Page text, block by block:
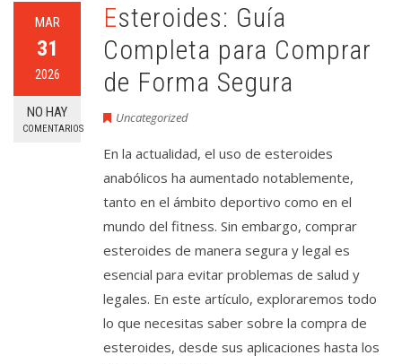
MAR
31
2026
NO HAY
COMENTARIOS
Esteroides: Guía
Completa para Comprar
de Forma Segura
Uncategorized
En la actualidad, el uso de esteroides
anabólicos ha aumentado notablemente,
tanto en el ámbito deportivo como en el
mundo del fitness. Sin embargo, comprar
esteroides de manera segura y legal es
esencial para evitar problemas de salud y
legales. En este artículo, exploraremos todo
lo que necesitas saber sobre la compra de
esteroides, desde sus aplicaciones hasta los